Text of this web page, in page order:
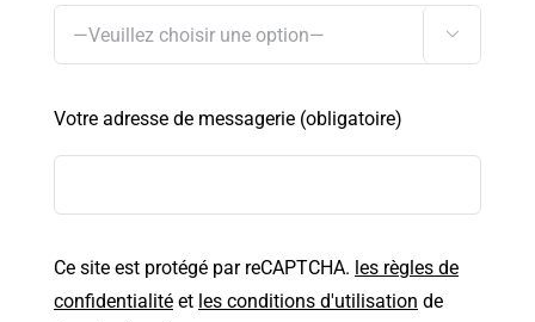

Votre adresse de messagerie (obligatoire)
Ce site est protégé par reCAPTCHA. les règles de
confidentialité et les conditions d'utilisation de